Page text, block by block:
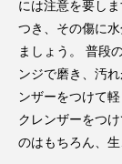
には注意を要し
つき、その傷に
ましょう。 普段
ンジで磨き、汚
ンザーをつけて
クレンザーをつ
のはもちろん、